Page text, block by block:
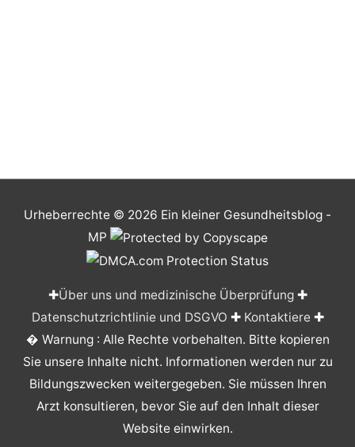
Urheberrechte © 2026 Ein kleiner Gesundheitsblog -
MP
✚Über uns und medizinische Überprüfung✚
Datenschutzrichtlinie und DSGVO ✚ Kontaktiere✚
� Warnung : Alle Rechte vorbehalten. Bitte kopieren
Sie unsere Inhalte nicht. Informationen werden nur zu
Bildungszwecken weitergegeben. Sie müssen Ihren
Arzt konsultieren, bevor Sie auf den Inhalt dieser
Website einwirken.